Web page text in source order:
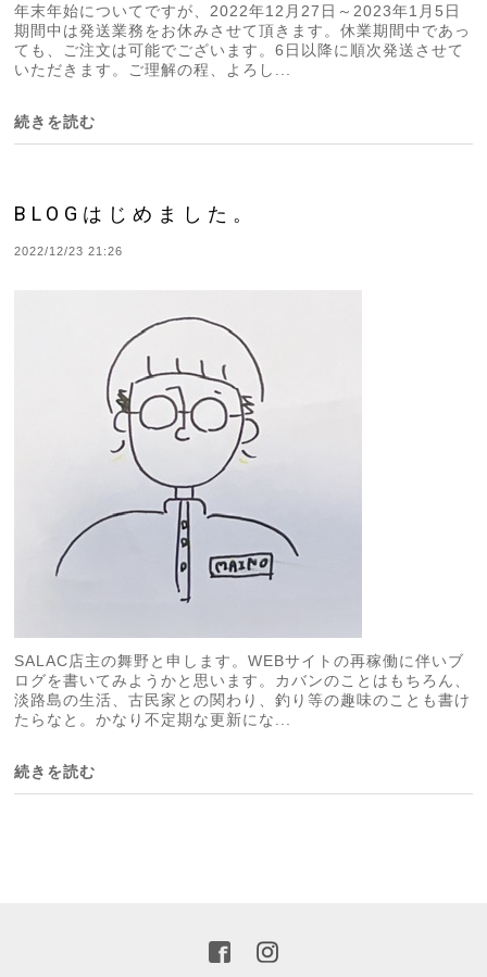
年末年始についてですが、2022年12月27日～2023年1月5日
期間中は発送業務をお休みさせて頂きます。休業期間中であっ
ても、ご注文は可能でございます。6日以降に順次発送させて
いただきます。ご理解の程、よろし...
続きを読む
BLOGはじめました。
2022/12/23 21:26
SALAC店主の舞野と申します。WEBサイトの再稼働に伴いブ
ログを書いてみようかと思います。カバンのことはもちろん、
淡路島の生活、古民家との関わり、釣り等の趣味のことも書け
たらなと。かなり不定期な更新にな...
続きを読む